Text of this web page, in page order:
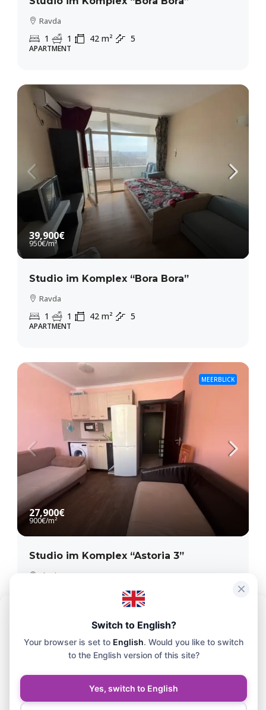
Um das bestmögliche Erlebnis zu bieten, verwenden wir Technologien
wie Cookies, um Geräteinformationen zu speichern und/oder darauf
zuzugreifen. Die Zustimmung zu diesen Technologien ermöglicht es
uns, Daten wie das Surfverhalten oder eindeutige IDs auf dieser
Akzeptieren
Ravda
1 1 42 m² 5
APARTMENT
39,900€
950€/m²
Studio im Komplex “Bora Bora”
Ravda
1 1 42 m² 5
APARTMENT
MEERBLICK
27,900€
900€/m²
Studio im Komplex “Astoria 3”
Elenite
2
Switch to English?
Your browser is set to English. Would you like to switch
to the English version of this site?
Yes, switch to English